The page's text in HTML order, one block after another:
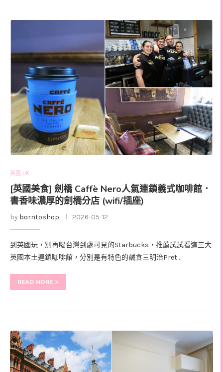
英國 UK
[英國美食] 劍橋 Caffè Nero人氣連鎖義式咖啡館．
書香味濃厚的劍橋分店 (wifi/插座)
by borntoshop 2026-05-12
到英國玩，別再喝台灣到處可見的Starbucks，推薦試試看這三大
英國本土連鎖咖啡館，分別是有特色的鹹食三明治Pret …
READ MORE